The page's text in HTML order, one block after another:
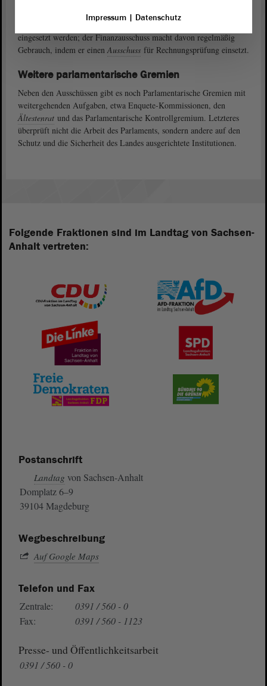
elf ständige Ausschüsse. Es können ergänzend zeitweilige
Ausschüsse einberufen werden. Zusätzlich können Unterausschüsse
eingesetzt werden; der Finanzausschuss macht davon regelmäßig
Gebrauch, indem er einen Ausschuss für Rechnungsprüfung einsetzt.
Weitere parlamentarische Gremien
Neben den Ausschüssen gibt es noch Parlamentarische Gremien mit
weitergehenden Aufgaben, etwa Enquete-Kommissionen, den
Ältestenrat und das Parlamentarische Kontrollgremium. Letzteres
überprüft nicht die Arbeit des Parlaments, sondern andere auf den
Schutz und die Sicherheit des Landes ausgerichtete Institutionen.
Folgende Fraktionen sind im Landtag von Sachsen-
Anhalt vertreten:
Postanschrift
Landtag von Sachsen-Anhalt
Domplatz 6–9
39104 Magdeburg
Wegbeschreibung
Auf Google Maps
Telefon und Fax
Zentrale:
0391 / 560 - 0
Fax:
0391 / 560 - 1123
Presse- und Öffentlichkeitsarbeit
0391 / 560 - 0
Impressum| Datenschutz